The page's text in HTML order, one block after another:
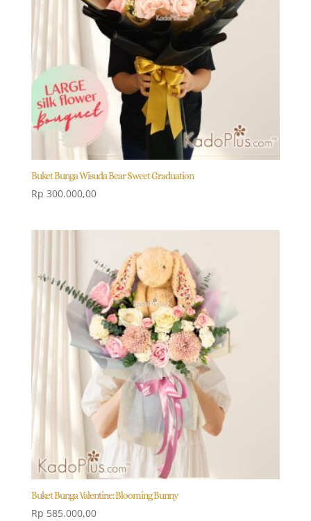
Buket Bunga Wisuda Bear Sweet Graduation
Rp 300.000,00
Buket Bunga Valentine: Blooming Bunny
Rp 585.000,00